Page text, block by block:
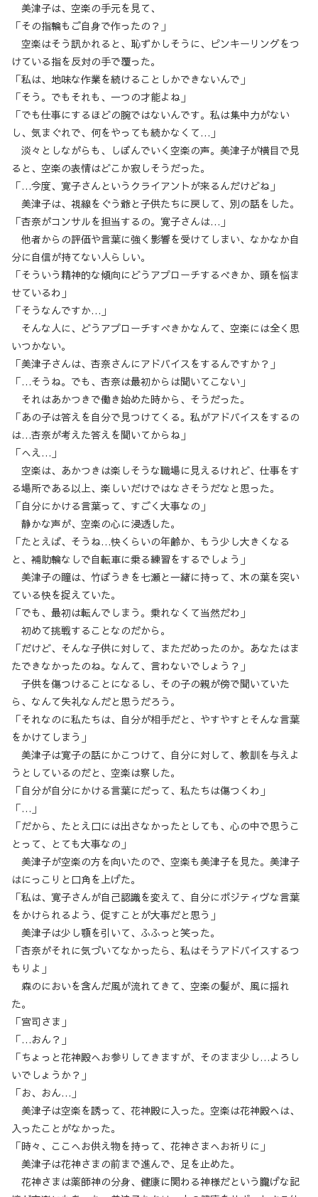
美津子は、空楽の手元を見て、
「その指輪もご自身で作ったの？」
空楽はそう訊かれると、恥ずかしそうに、ピンキーリングをつ
けている指を反対の手で覆った。
「私は、地味な作業を続けることしかできないんで」
「そう。でもそれも、一つの才能よね」
「でも仕事にするほどの腕ではないんです。私は集中力がない
し、気まぐれで、何をやっても続かなくて…」
淡々としながらも、しぼんでいく空楽の声。美津子が横目で見
ると、空楽の表情はどこか寂しそうだった。
「…今度、寛子さんというクライアントが来るんだけどね」
美津子は、視線をぐう爺と子供たちに戻して、別の話をした。
「杏奈がコンサルを担当するの。寛子さんは…」
他者からの評価や言葉に強く影響を受けてしまい、なかなか自
分に自信が持てない人らしい。
「そういう精神的な傾向にどうアプローチするべきか、頭を悩ま
せているわ」
「そうなんですか…」
そんな人に、どうアプローチすべきかなんて、空楽には全く思
いつかない。
「美津子さんは、杏奈さんにアドバイスをするんですか？」
「…そうね。でも、杏奈は最初からは聞いてこない」
それはあかつきで働き始めた時から、そうだった。
「あの子は答えを自分で見つけてくる。私がアドバイスをするの
は…杏奈が考えた答えを聞いてからね」
「へえ…」
空楽は、あかつきは楽しそうな職場に見えるけれど、仕事をす
る場所である以上、楽しいだけではなさそうだなと思った。
「自分にかける言葉って、すごく大事なの」
静かな声が、空楽の心に浸透した。
「たとえば、そうね…快くらいの年齢か、もう少し大きくなる
と、補助輪なしで自転車に乗る練習をするでしょう」
美津子の瞳は、竹ぼうきを七瀬と一緒に持って、木の葉を突い
ている快を捉えていた。
「でも、最初は転んでしまう。乗れなくて当然だわ」
初めて挑戦することなのだから。
「だけど、そんな子供に対して、まただめったのか。あなたはま
たできなかったのね。なんて、言わないでしょう？」
子供を傷つけることになるし、その子の親が傍で聞いていた
ら、なんて失礼なんだと思うだろう。
「それなのに私たちは、自分が相手だと、やすやすとそんな言葉
をかけてしまう」
美津子は寛子の話にかこつけて、自分に対して、教訓を与えよ
うとしているのだと、空楽は察した。
「自分が自分にかける言葉にだって、私たちは傷つくわ」
「…」
「だから、たとえ口には出さなかったとしても、心の中で思うこ
とって、とても大事なの」
美津子が空楽の方を向いたので、空楽も美津子を見た。美津子
はにっこりと口角を上げた。
「私は、寛子さんが自己認識を変えて、自分にポジティヴな言葉
をかけられるよう、促すことが大事だと思う」
美津子は少し顎を引いて、ふふっと笑った。
「杏奈がそれに気づいてなかったら、私はそうアドバイスするつ
もりよ」
森のにおいを含んだ風が流れてきて、空楽の髪が、風に揺れ
た。
「宮司さま」
「…おん？」
「ちょっと花神殿へお参りしてきますが、そのまま少し…よろし
いでしょうか？」
「お、おん…」
美津子は空楽を誘って、花神殿に入った。空楽は花神殿へは、
入ったことがなかった。
「時々、ここへお供え物を持って、花神さまへお祈りに」
美津子は花神さまの前まで進んで、足を止めた。
花神さまは薬師神の分身、健康に関わる神様だという朧げな記